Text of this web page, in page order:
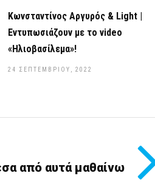
Κωνσταντίνος Αργυρός & Light |
Εντυπωσιάζουν με το video
«Ηλιοβασίλεμα»!
24 ΣΕΠΤΕΜΒΡΊΟΥ, 2022
από αυτά μαθαίνω